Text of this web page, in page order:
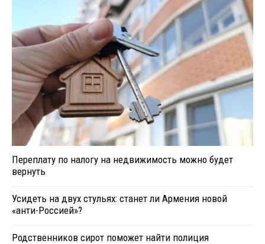
Переплату по налогу на недвижимость можно будет
вернуть
Усидеть на двух стульях: станет ли Армения новой
«анти-Россией»?
Родственников сирот поможет найти полиция